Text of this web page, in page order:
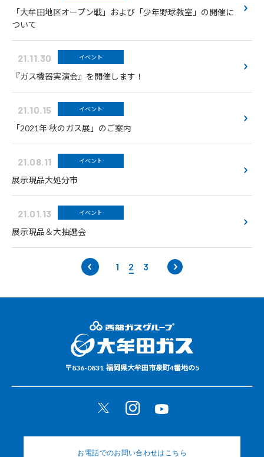
「大牟田地区オープン戦」および「少年野球教室」の開催に
ついて
21.11.30 イベント
『ガス機器実演会』を開催します！
21.10.15 イベント
「2021年 秋のガス展」のご案内
21.08.11 イベント
展示現品大処分市
21.01.13 イベント
展示現品＆大抽選会
1 2 3
〒836-0831 福岡県大牟田市泉町4番地の5
お電話でのお問い合わせはこちら